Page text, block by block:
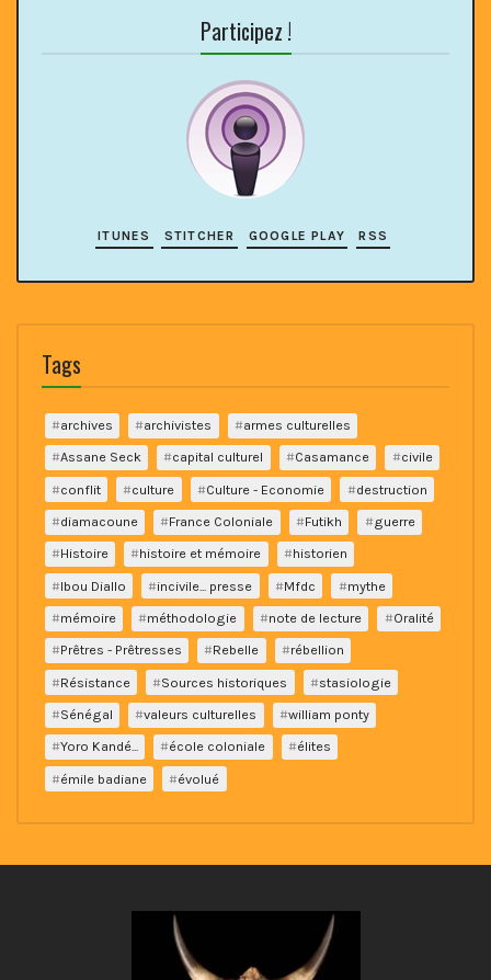
Participez !
ITUNES STITCHER GOOGLE PLAY RSS
Tags
archives archivistes
armes culturelles
Assane Seck
capital culturel Casamance
civile
conflit
culture Culture - Economie
destruction
diamacoune
France Coloniale Futikh
guerre
Histoire
histoire et mémoire
historien
Ibou Diallo
incivile... presse Mfdc
mythe
mémoire
méthodologie note de lecture
Oralité
Prêtres - Prêtresses
Rebelle
rébellion
Résistance
Sources historiques
stasiologie
Sénégal
valeurs culturelles
william ponty
Yoro Kandé...
école coloniale
élites
émile badiane
évolué